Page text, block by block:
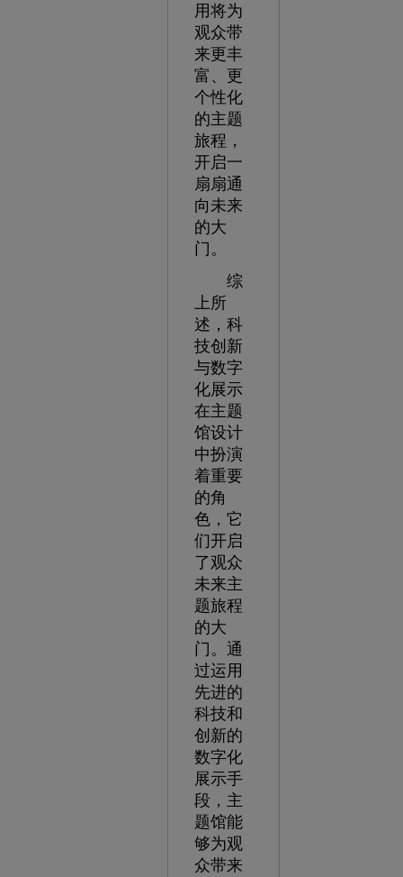
用将为
观众带
来更丰
富、更
个性化
的主题
旅程，
开启一
扇扇通
向未来
的大
门。
综
上所
述，科
技创新
与数字
化展示
在主题
馆设计
中扮演
着重要
的角
色，它
们开启
了观众
未来主
题旅程
的大
门。通
过运用
先进的
科技和
创新的
数字化
展示手
段，主
题馆能
够为观
众带来